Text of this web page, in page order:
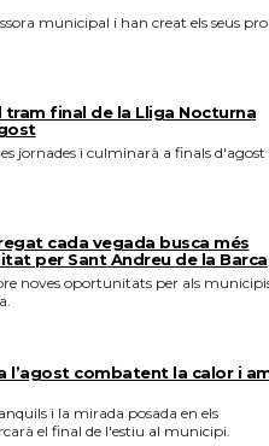
municipal i han creat els seus
tram final de la Lliga Nocturna
jornades i culminarà a finals d'agost
cada vegada busca més
per Sant Andreu de la Barca
noves oportunitats per als
l’agost combatent la calor i
i la mirada posada en els
el final de l'estiu al municipi.